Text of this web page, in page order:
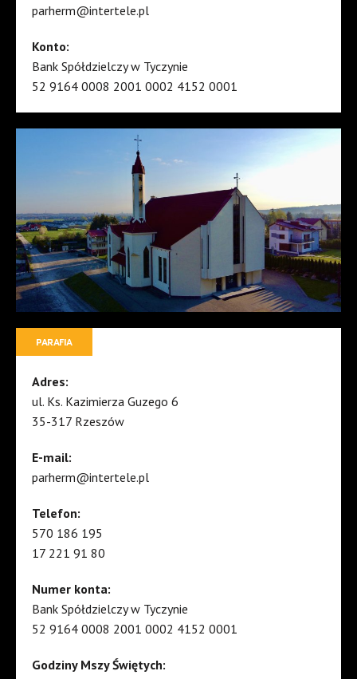
parherm@intertele.pl
Konto:
Bank Spółdzielczy w Tyczynie
52 9164 0008 2001 0002 4152 0001
PARAFIA
Adres:
ul. Ks. Kazimierza Guzego 6
35-317 Rzeszów
E-mail:
parherm@intertele.pl
Telefon:
570 186 195
17 221 91 80
Numer konta:
Bank Spółdzielczy w Tyczynie
52 9164 0008 2001 0002 4152 0001
Godziny Mszy Świętych: